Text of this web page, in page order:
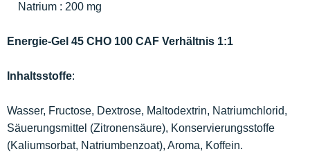
Natrium : 200 mg
Energie-Gel 45 CHO 100 CAF Verhältnis 1:1
Inhaltsstoffe:
Wasser, Fructose, Dextrose, Maltodextrin, Natriumchlorid,
Säuerungsmittel (Zitronensäure), Konservierungsstoffe
(Kaliumsorbat, Natriumbenzoat), Aroma, Koffein.